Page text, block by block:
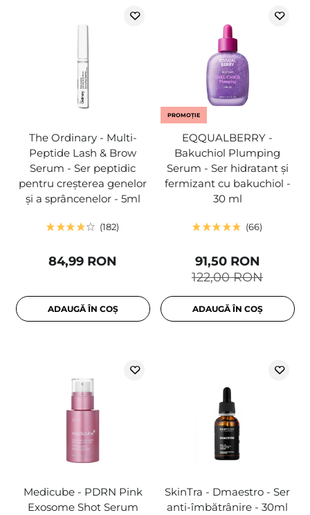
The Ordinary - Multi-
Peptide Lash & Brow
Serum - Ser peptidic
pentru creșterea genelor
și a sprâncenelor - 5ml
182
84,99 RON
ADAUGĂ ÎN COȘ
PROMOȚIE
EQQUALBERRY -
Bakuchiol Plumping
Serum - Ser hidratant și
fermizant cu bakuchiol -
30 ml
66
122,00 RON
91,50 RON
ADAUGĂ ÎN COȘ
Medicube - PDRN Pink
Exosome Shot Serum
SkinTra - Dmaestro - Ser
anti-îmbătrânire - 30ml